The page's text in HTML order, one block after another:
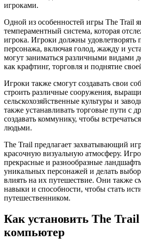
игроками.
Одной из особенностей игры The Trail
темпераментный система, которая
игрока. Игроки должны удовлетворять
персонажа, включая голод, жажду и
могут заниматься различными видами
как крафтинг, торговля и поднятие
Игроки также смогут создавать свои
строить различные сооружения,
сельскохозяйственные культуры и
также устанавливать торговые пути с
создавать коммунику, чтобы
людьми.
The Trail предлагает захватывающий
красочную визуальную атмосферу.
прекрасные и разнообразные
уникальных персонажей и делать
влиять на их путешествие. Они также
навыки и способности, чтобы стать
путешественником.
Как установить The
компьютер